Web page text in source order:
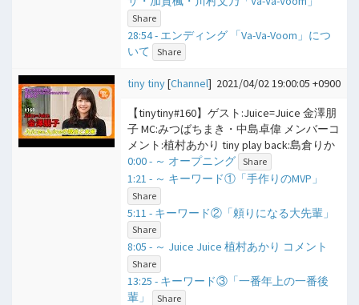
Share
28:54 - エンディング 「Va-Va-Voom」につ
いて
Share
tiny tiny[Channel] 2021/04/02 19:00:05 +0900
【tinytiny#160】ゲスト:Juice=Juice 金澤朋
子 MC:みつばちまき・中島卓偉 メンバーコ
メント:植村あかり tiny play back:島倉りか
0:00 - ​～ オープニング Share
1:21 - ​～ キーワード①「手作りのMVP」
Share
5:11 - キーワード②「頼りになる大先輩」
Share
8:05 - ​～ Juice Juice 植村あかり コメント
Share
13:25 - キーワード③「一番年上の一番後
輩」
Share